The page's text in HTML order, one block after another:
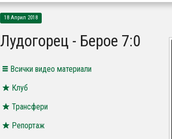
18 Април 2018
Лудогорец - Берое 7:0
Всички видео материали
Клуб
Трансфери
Репортаж